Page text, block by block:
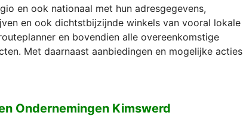
en ook nationaal met hun adresgegevens,
en ook dichtstbijzijnde winkels van vooral lokale
en bovendien alle overeenkomstige
Met daarnaast aanbiedingen en mogelijke acties
Ondernemingen Kimswerd